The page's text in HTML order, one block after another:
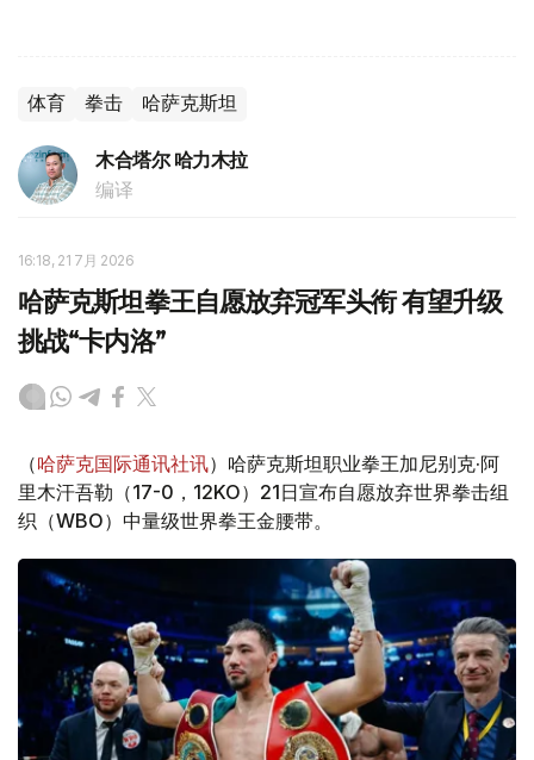
体育 拳击 哈萨克斯坦
木合塔尔 哈力木拉
编译
16:18, 21 7月 2026
哈萨克斯坦拳王自愿放弃冠军头衔 有望升级
挑战“卡内洛”
（哈萨克国际通讯社讯）哈萨克斯坦职业拳王加尼别克·阿
里木汗吾勒（17-0，12KO）21日宣布自愿放弃世界拳击组
织（WBO）中量级世界拳王金腰带。